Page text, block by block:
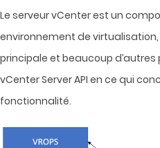
Le serveur vCenter est un
environnement de
principale et beaucoup
vCenter Server API en ce qui
fonctionnalité.